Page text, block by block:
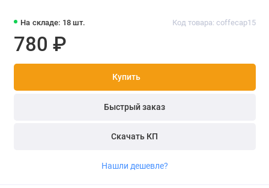
На складе: 18 шт. Код товара: coffecap15
780 ₽
Купить
Быстрый заказ
Скачать КП
Нашли дешевле?